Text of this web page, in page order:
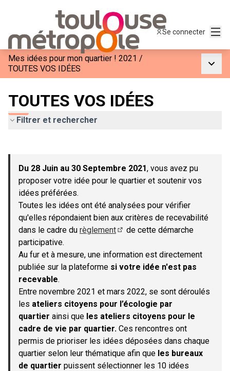
Se connecter
Mes idées pour mon quartier ! 2021 /
TOUTES VOS IDÉES
TOUTES VOS IDÉES
Filtrer et rechercher
−
Du 28 Juin au 30 Septembre 2021, vous avez pu
proposer votre idée pour le quartier et soutenir vos
idées préférées.
Toutes les idées ont été analysées pour vérifier
qu'elles répondaient bien aux critères de recevabilité
dans le cadre du règlement
de cette démarche
participative.
Au fur et à mesure, une information est directement
publiée sur la plateforme si votre idée n'est pas
recevable.
Entre novembre 2021 et mars 2022, se sont déroulés
les ateliers citoyens pour l’écologie par
quartier ainsi que les ateliers citoyens pour le
cadre de vie par quartier. Ces rencontres ont
permis de prioriser les idées déposées dans chaque
quartier selon leur thématique afin que les bureaux
de quartier puissent sélectionner les 10 idées